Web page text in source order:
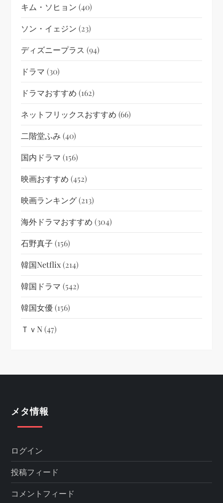
キム・ソヒョン (40)
ソン・イェジン (23)
ディズニープラス (94)
ドラマ (30)
ドラマおすすめ (162)
ネットフリックスおすすめ (66)
二階堂ふみ (40)
国内ドラマ (156)
映画おすすめ (452)
映画ランキング(213)
海外ドラマおすすめ (304)
石野真子 (156)
韓国netflix(214)
韓国ドラマ (542)
韓国女優(156)
ＴｖN(47)
メタ情報
ログイン
投稿フィード
コメントフィード